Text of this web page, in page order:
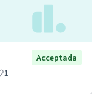
Acceptada
1